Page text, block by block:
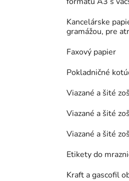
Kancelárske
gramážou, pre
Faxový papier
Pokladničné
Viazané a šité
Viazané a šité
Viazané a šité
Etikety do
Kraft a gascofil